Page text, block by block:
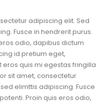
adipiscing elit. Sed
Fusce in hendrerit purus.
odio, dapibus dictum
id pretium eget,
quis mi egestas fringilla
sit amet, consectetur
elimttis adipiscing. Fusce
Proin quis eros odio,